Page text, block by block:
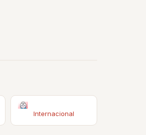
Internacional